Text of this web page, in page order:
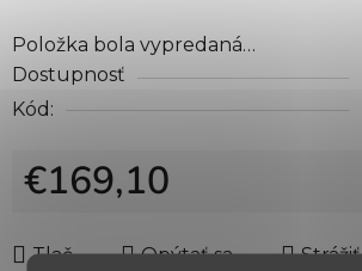
Položka bola vypredaná…
Dostupnosť
Kód:
€169,10
Tlač
Opýtať sa
Strážiť